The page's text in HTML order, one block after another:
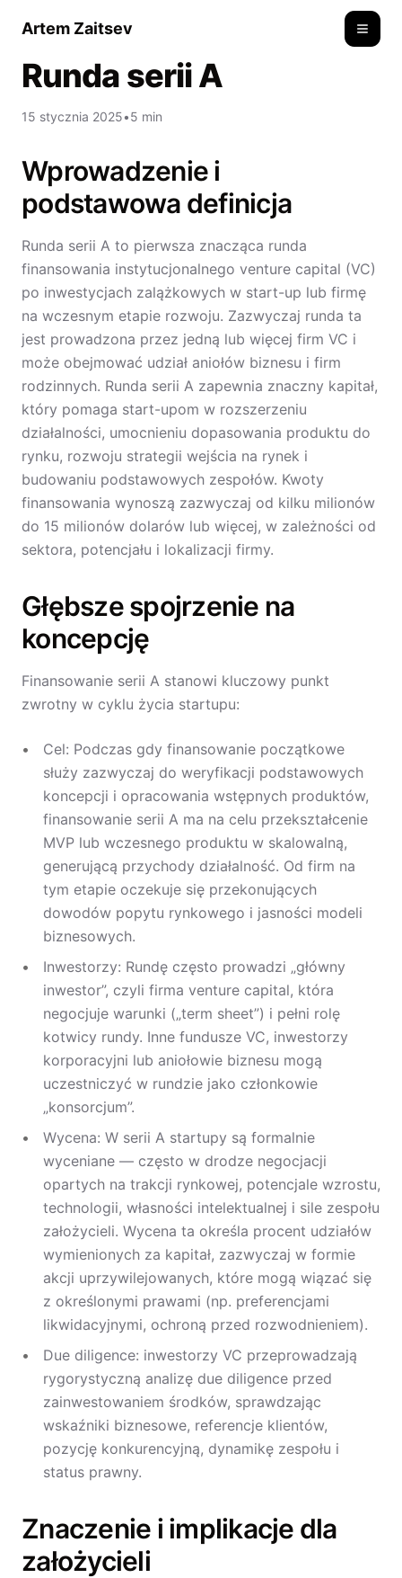
Artem Zaitsev
Runda serii A
15 stycznia 2025•5 min
Wprowadzenie i
podstawowa definicja
Runda serii A to pierwsza znacząca runda
finansowania instytucjonalnego venture capital (VC)
po inwestycjach zalążkowych w start-up lub firmę
na wczesnym etapie rozwoju. Zazwyczaj runda ta
jest prowadzona przez jedną lub więcej firm VC i
może obejmować udział aniołów biznesu i firm
rodzinnych. Runda serii A zapewnia znaczny kapitał,
który pomaga start-upom w rozszerzeniu
działalności, umocnieniu dopasowania produktu do
rynku, rozwoju strategii wejścia na rynek i
budowaniu podstawowych zespołów. Kwoty
finansowania wynoszą zazwyczaj od kilku milionów
do 15 milionów dolarów lub więcej, w zależności od
sektora, potencjału i lokalizacji firmy.
Głębsze spojrzenie na
koncepcję
Finansowanie serii A stanowi kluczowy punkt
zwrotny w cyklu życia startupu:
Cel: Podczas gdy finansowanie początkowe
służy zazwyczaj do weryfikacji podstawowych
koncepcji i opracowania wstępnych produktów,
finansowanie serii A ma na celu przekształcenie
MVP lub wczesnego produktu w skalowalną,
generującą przychody działalność. Od firm na
tym etapie oczekuje się przekonujących
dowodów popytu rynkowego i jasności modeli
biznesowych.
Inwestorzy: Rundę często prowadzi „główny
inwestor”, czyli firma venture capital, która
negocjuje warunki („term sheet”) i pełni rolę
kotwicy rundy. Inne fundusze VC, inwestorzy
korporacyjni lub aniołowie biznesu mogą
uczestniczyć w rundzie jako członkowie
„konsorcjum”.
Wycena: W serii A startupy są formalnie
wyceniane — często w drodze negocjacji
opartych na trakcji rynkowej, potencjale wzrostu,
technologii, własności intelektualnej i sile zespołu
założycieli. Wycena ta określa procent udziałów
wymienionych za kapitał, zazwyczaj w formie
akcji uprzywilejowanych, które mogą wiązać się
z określonymi prawami (np. preferencjami
likwidacyjnymi, ochroną przed rozwodnieniem).
Due diligence: inwestorzy VC przeprowadzają
rygorystyczną analizę due diligence przed
zainwestowaniem środków, sprawdzając
wskaźniki biznesowe, referencje klientów,
pozycję konkurencyjną, dynamikę zespołu i
status prawny.
Znaczenie i implikacje dla
założycieli